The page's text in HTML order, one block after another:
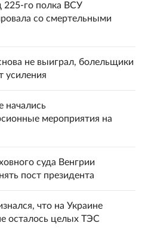
го полка ВСУ
со смертельными
не выиграл, болельщики
усиления
начались
мероприятия на
суда Венгрии
пост президента
что на Украине
осталось целых ТЭС